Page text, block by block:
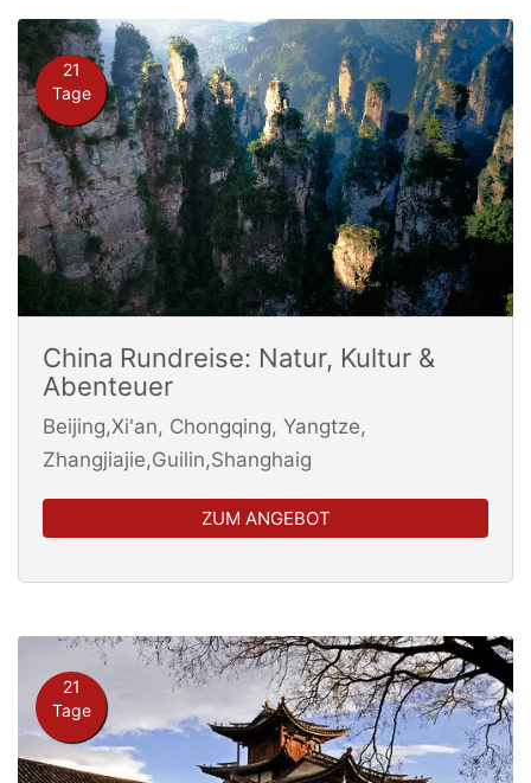
21
Tage
China Rundreise: Natur, Kultur &
Abenteuer
Beijing,Xi'an, Chongqing, Yangtze,
Zhangjiajie,Guilin,Shanghaig
ZUM ANGEBOT
21
Tage